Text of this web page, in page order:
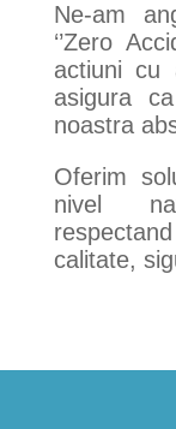
Ne-am
‘’Zero
actiuni cu
asigura
noastra
Oferim
nivel
calitate,